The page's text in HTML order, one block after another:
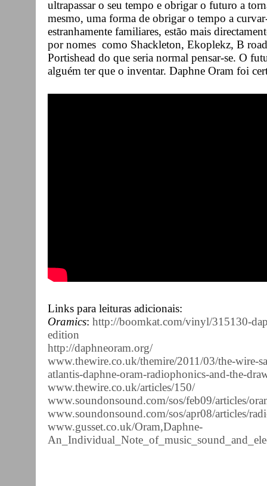
ultrapassar o seu tempo e obrigar o futuro a
mesmo, uma forma de obrigar o tempo a
estranhamente familiares, estão mais
por nomes como Shackleton, Ekoplekz, B
Portishead do que seria normal pensar-se. O
alguém ter que o inventar. Daphne Oram foi
Links para leituras adicionais:
Oramics: http://boomkat.com/vinyl/315130-
edition
http://daphneoram.org/
www.thewire.co.uk/themire/2011/03/the-wire-
atlantis-daphne-oram-radiophonics-and-the-
www.thewire.co.uk/articles/150/
www.soundonsound.com/sos/feb09/articles/
www.soundonsound.com/sos/apr08/articles/
www.gusset.co.uk/Oram,Daphne-